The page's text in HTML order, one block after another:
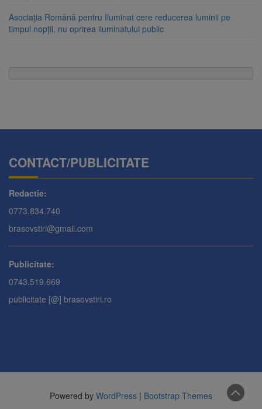
Asociația Română pentru Iluminat cere reducerea luminii pe
timpul nopții, nu oprirea iluminatului public
CONTACT/PUBLICITATE
Redactie:
0773.834.740
brasovstiri@gmail.com
Publicitate:
0743.519.669
publicitate [@] brasovstiri.ro
Powered by WordPress | Bootstrap Themes